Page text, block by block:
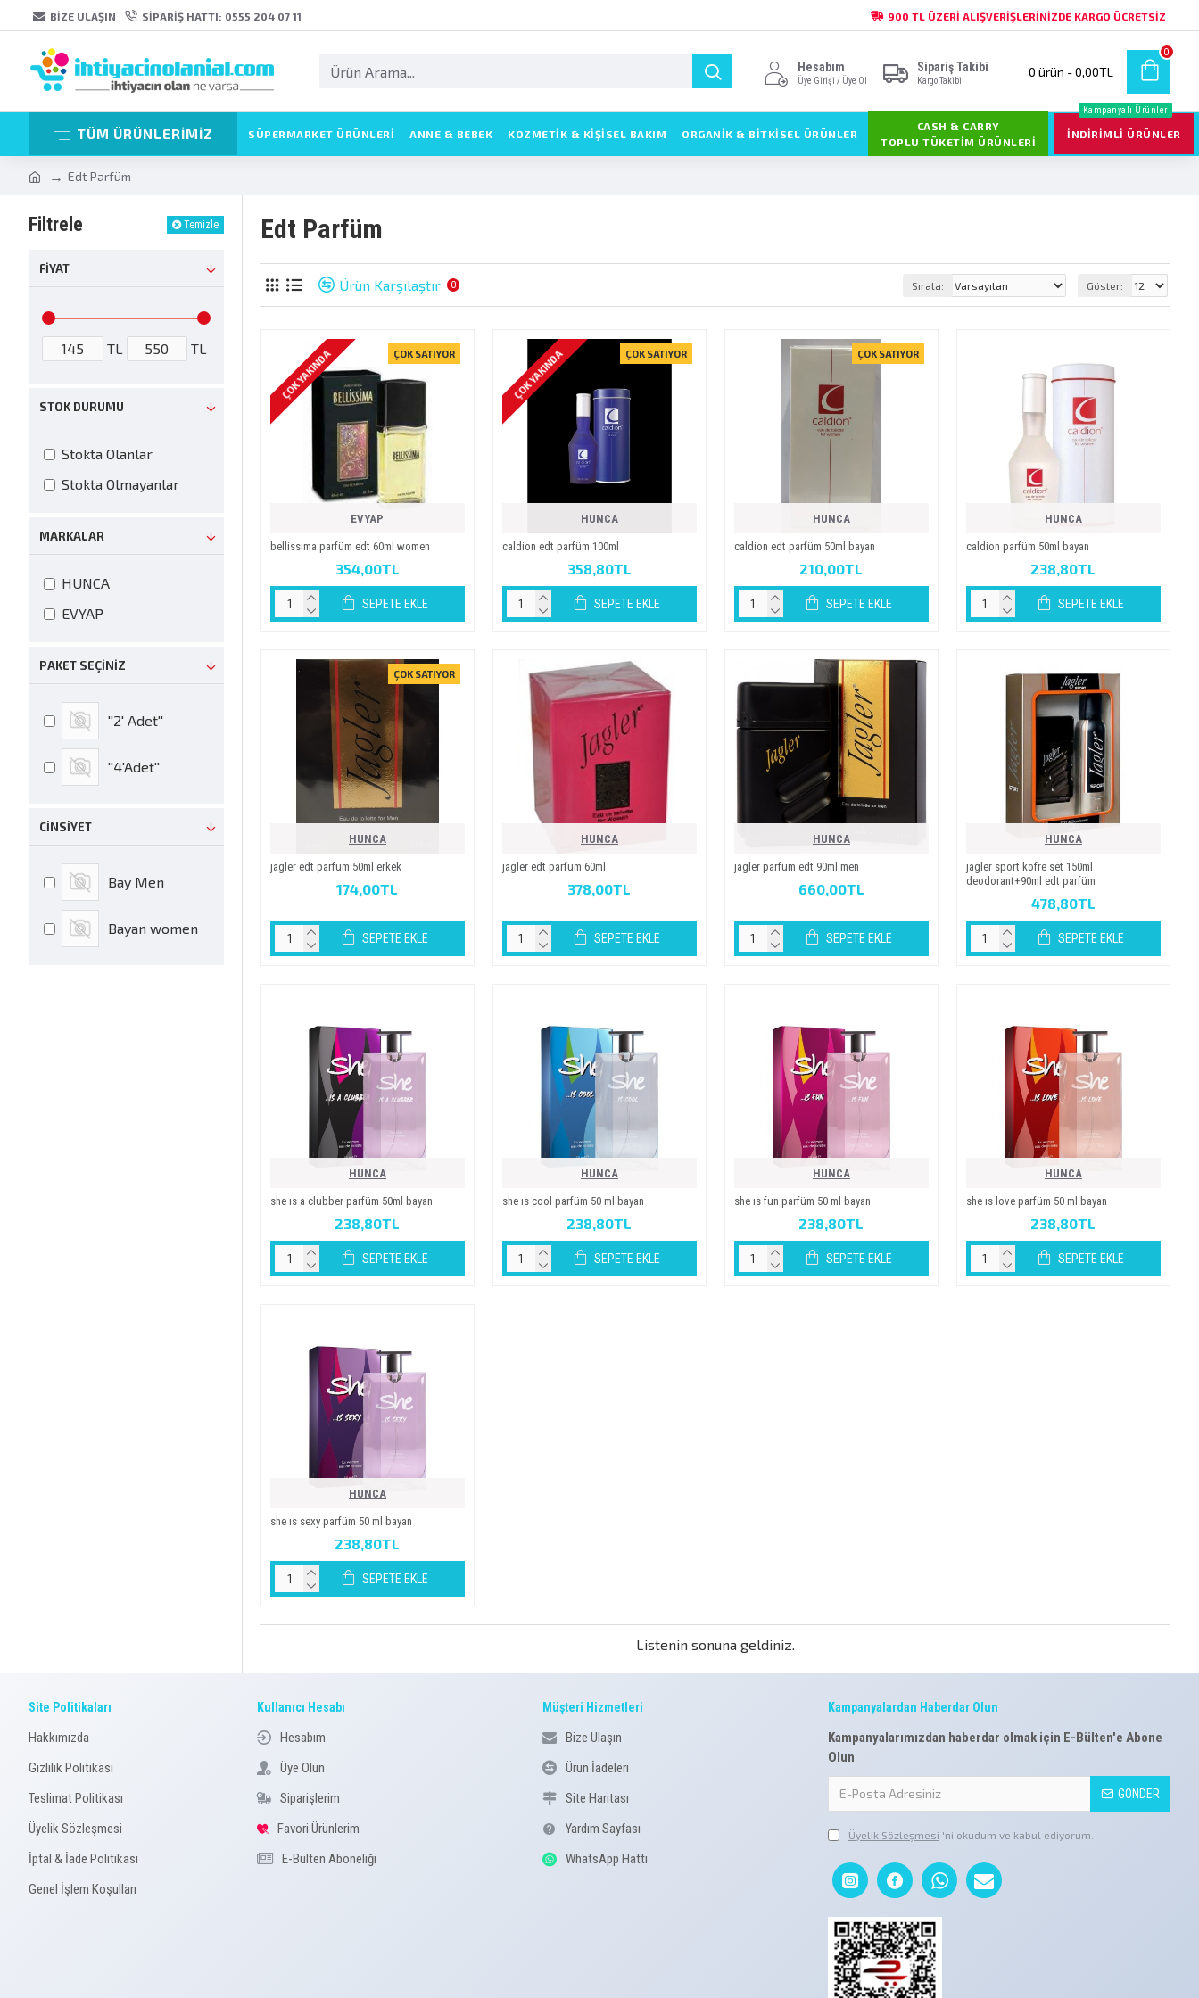
BIZE ULAŞIN SIPARIŞ HATTI: 0555 204 07 11 900 TL ÜZERI ALIŞVERIŞLERINIZDE KARGO ÜCRETSIZ
Hesabım
Üye Girişi / Üye Ol
Sipariş Takibi
Kargo Takibi
0 ürün - 0,00TL
0
TÜM ÜRÜNLERİMİZ SÜPERMARKET ÜRÜNLERI ANNE & BEBEK KOZMETIK & KIŞISEL BAKIM ORGANİK & BİTKİSEL ÜRÜNLER
CASH & CARRY
TOPLU TÜKETIM ÜRÜNLERI
İNDIRIMLI ÜRÜNLER
Kampanyalı Ürünler
Edt Parfüm
Filtrele Temizle
FIYAT
TL TL
MARKALAR
HUNCA
EVYAP
PAKET SEÇINIZ
''2' Adet''
''4'Adet''
CINSIYET
Bay Men
Bayan women
STOK DURUMU
Stokta Olanlar
Stokta Olmayanlar
Edt Parfüm
Ürün Karşılaştır 0 Sırala: Göster:
ÇOK SATIYOR
ÇOK YAKINDA
EVYAP
belli̇ssi̇ma parfüm edt 60ml women
354,00TL
SEPETE EKLE
ÇOK SATIYOR
ÇOK YAKINDA
HUNCA
caldi̇on edt parfüm 100ml
358,80TL
SEPETE EKLE
ÇOK SATIYOR
HUNCA
caldi̇on edt parfüm 50ml bayan
210,00TL
SEPETE EKLE
HUNCA
caldi̇on parfüm 50ml bayan
238,80TL
SEPETE EKLE
ÇOK SATIYOR
HUNCA
jagler edt parfüm 50ml erkek
174,00TL
SEPETE EKLE
HUNCA
jagler edt parfüm 60ml
378,00TL
SEPETE EKLE
HUNCA
jagler parfüm edt 90ml men
660,00TL
SEPETE EKLE
HUNCA
jagler sport kofre set 150ml
deodorant+90ml edt parfüm
478,80TL
SEPETE EKLE
HUNCA
she is a clubber parfüm 50ml bayan
238,80TL
SEPETE EKLE
HUNCA
she is cool parfüm 50 ml bayan
238,80TL
SEPETE EKLE
HUNCA
she is fun parfüm 50 ml bayan
238,80TL
SEPETE EKLE
HUNCA
she is love parfüm 50 ml bayan
238,80TL
SEPETE EKLE
HUNCA
she is sexy parfüm 50 ml bayan
238,80TL
SEPETE EKLE
Listenin sonuna geldiniz.
Site Politikaları
Hakkımızda
Gizlilik Politikası
Teslimat Politikası
Üyelik Sözleşmesi
İptal & İade Politikası
Genel İşlem Koşulları
Kullanıcı Hesabı
Hesabım
Üye Olun
Siparişlerim
Favori Ürünlerim
E-Bülten Aboneliği
Müşteri Hizmetleri
Bize Ulaşın
Ürün İadeleri
Site Haritası
Yardım Sayfası
WhatsApp Hattı
Kampanyalardan Haberdar Olun
Kampanyalarımızdan haberdar olmak için E-Bülten'e Abone
Olun
GÖNDER
Üyelik Sözleşmesi 'ni okudum ve kabul ediyorum.